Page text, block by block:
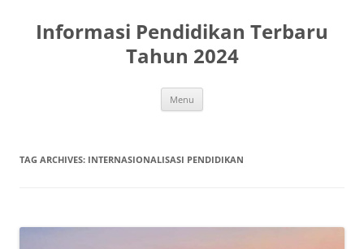
content
Informasi Pendidikan Terbaru
Tahun 2024
Menu
TAG ARCHIVES: INTERNASIONALISASI PENDIDIKAN